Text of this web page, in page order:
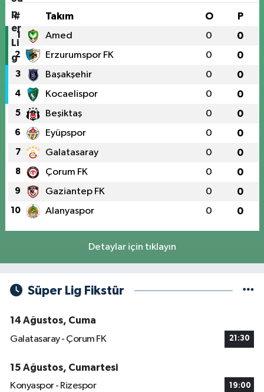
# Takım O P
1 Amed 0 0
2 Erzurumspor FK 0 0
3 Başakşehir 0 0
4 Kocaelispor 0 0
5 Beşiktaş 0 0
6 Eyüpspor 0 0
7 Galatasaray 0 0
8 Çorum FK 0 0
9 Gaziantep FK 0 0
10 Alanyaspor 0 0
Detaylar için tıklayın
Süper Lig Fikstür
14 Ağustos, Cuma
Galatasaray - Çorum FK
21:30
15 Ağustos, Cumartesi
Konyaspor - Rizespor
19:00